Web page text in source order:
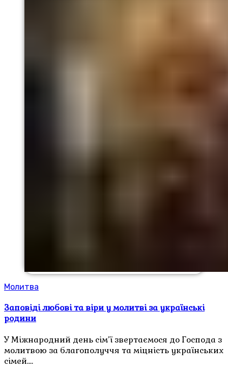
Молитва
Заповіді любові та віри у молитві за українські
родини
У Міжнародний день сім’ї звертаємося до Господа з
молитвою за благополуччя та міцність українських
сімей.…